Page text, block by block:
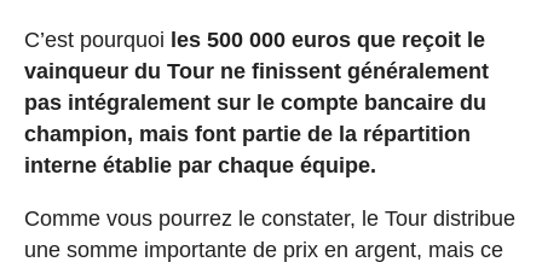
C’est pourquoi les 500 000 euros que reçoit le
vainqueur du Tour ne finissent généralement
pas intégralement sur le compte bancaire du
champion, mais font partie de la répartition
interne établie par chaque équipe.
Comme vous pourrez le constater, le Tour distribue
une somme importante de prix en argent, mais ce